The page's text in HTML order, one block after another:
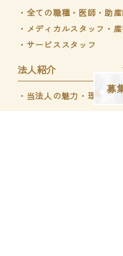
募
・全ての職種 ・医師 ・助
・メディカルスタッフ ・
・サービススタッフ
法人紹介
・当法人の魅力 ・理事長